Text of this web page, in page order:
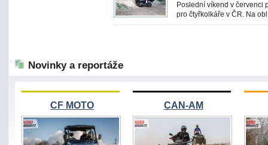
Poslední víkend v červenci
pro čtyřkolkáře v ČR. Na
Novinky a reportáže
CF MOTO CAN-AM